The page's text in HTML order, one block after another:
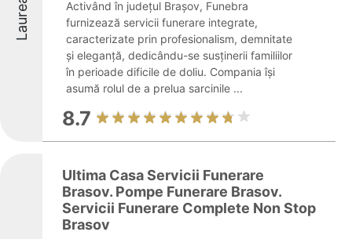
Laureați
Activând în județul Brașov, Funebra
furnizează servicii funerare integrate,
caracterizate prin profesionalism, demnitate
și eleganță, dedicându-se susținerii familiilor
în perioade dificile de doliu. Compania își
asumă rolul de a prelua sarcinile ...
8.7
Ultima Casa Servicii Funerare
Brasov. Pompe Funerare Brasov.
Servicii Funerare Complete Non Stop
Brasov